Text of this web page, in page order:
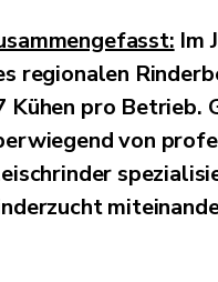
Im
regionalen
Kühen pro Betrieb.
von